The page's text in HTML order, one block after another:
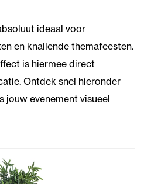
ideaal voor
en knallende themafeesten.
is hiermee direct
Ontdek snel hieronder
jouw evenement visueel